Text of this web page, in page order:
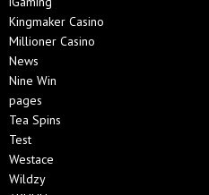
Kingmaker Casino
Millioner Casino
News
Nine Win
pages
Tea Spins
Test
Westace
Wildzy